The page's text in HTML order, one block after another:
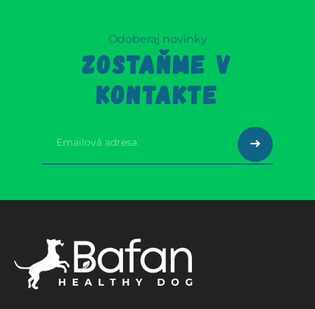
Odoberaj novinky
ZOSTAŇME V
KONTAKTE